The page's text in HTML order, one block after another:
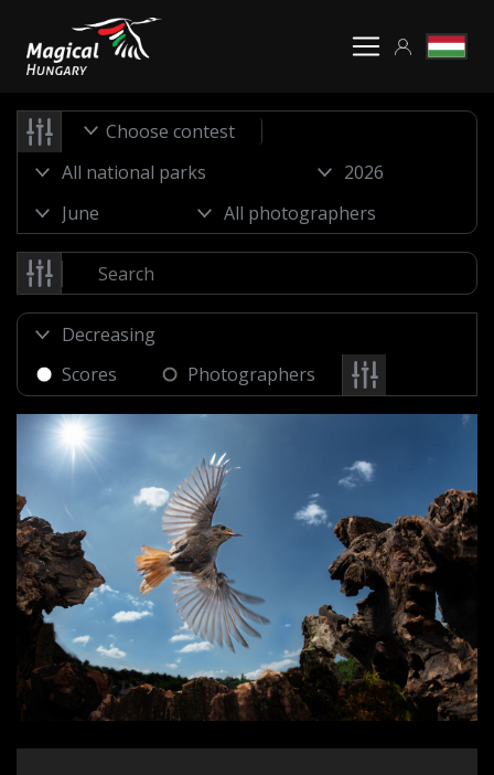
Choose contest
Scores Photographers